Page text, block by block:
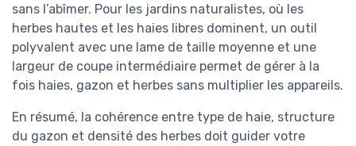
sans l’abîmer. Pour les jardins naturalistes, où les
herbes hautes et les haies libres dominent, un outil
polyvalent avec une lame de taille moyenne et une
largeur de coupe intermédiaire permet de gérer à la
fois haies, gazon et herbes sans multiplier les appareils.
En résumé, la cohérence entre type de haie, structure
du gazon et densité des herbes doit guider votre